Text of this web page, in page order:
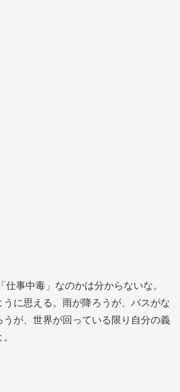
事中毒」なのかは分からないな。
うに思える。雨が降ろうが、バスがな
が、世界が回っている限り自分の義